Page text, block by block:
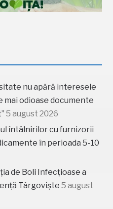
nu apără interesele
mai odioase documente
5 august 2026
întâlnirilor cu furnizorii
în perioada 5-10
de Boli Infecțioase a
Târgoviște 5 august